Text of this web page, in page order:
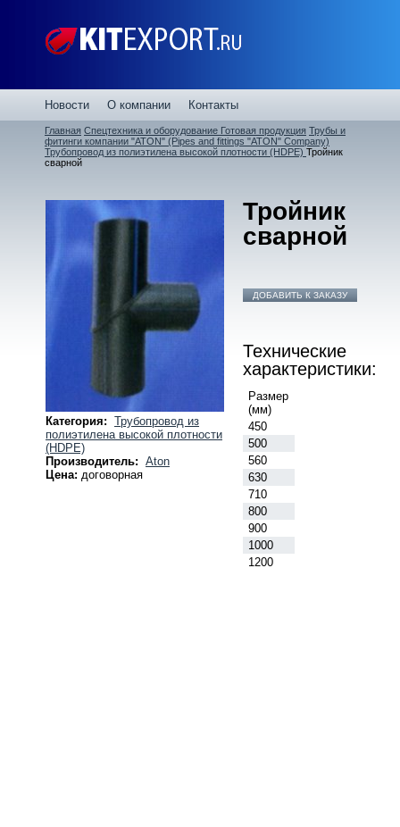
Новости О компании Контакты
Главная Спецтехника и оборудование Готовая продукция Трубы и
фитинги компании "ATON" (Pipes and fittings "ATON" Company)
Трубопровод из полиэтилена высокой плотности (HDPE) Тройник
сварной
Категория: Трубопровод из
полиэтилена высокой плотности
(HDPE)
Производитель: Aton
Цена: договорная
Тройник
сварной
ДОБАВИТЬ К ЗАКАЗУ
Технические
характеристики:
Размер
(мм)
450
500
560
630
710
800
900
1000
1200